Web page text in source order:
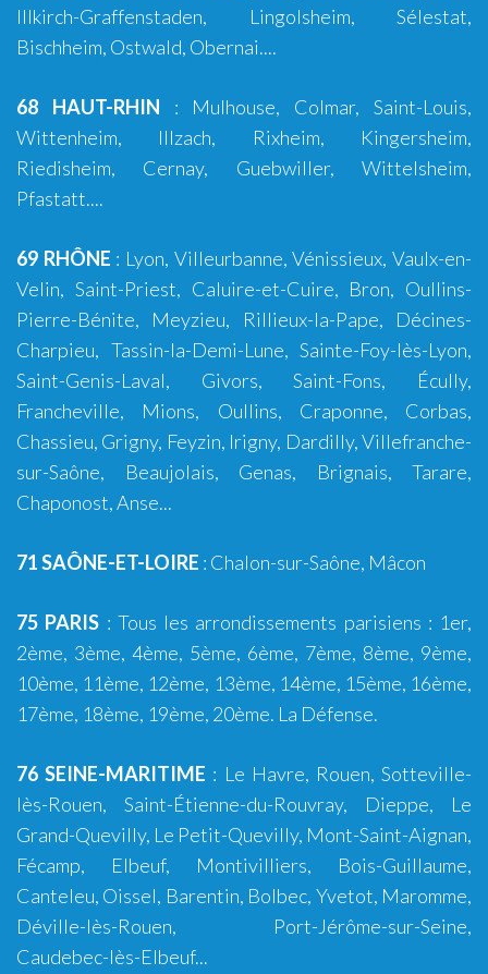
Illkirch-Graffenstaden, Lingolsheim, Sélestat,
Bischheim, Ostwald, Obernai....
68 HAUT-RHIN : Mulhouse, Colmar,Saint-Louis,
Wittenheim, Illzach, Rixheim, Kingersheim,
Riedisheim, Cernay, Guebwiller, Wittelsheim,
Pfastatt....
69 RHÔNE : Lyon, Villeurbanne,Vénissieux,Vaulx-en-
Velin, Saint-Priest, Caluire-et-Cuire, Bron, Oullins-
Pierre-Bénite, Meyzieu, Rillieux-la-Pape, Décines-
Charpieu, Tassin-la-Demi-Lune, Sainte-Foy-lès-Lyon,
Saint-Genis-Laval, Givors,Saint-Fons, Écully,
Francheville, Mions, Oullins, Craponne, Corbas,
Chassieu, Grigny, Feyzin, Irigny, Dardilly,Villefranche-
sur-Saône, Beaujolais, Genas, Brignais, Tarare,
Chaponost,Anse...
71 SAÔNE-ET-LOIRE : Chalon-sur-Saône, Mâcon
75 PARIS : Tous les arrondissements parisiens : 1er,
2ème, 3ème, 4ème, 5ème, 6ème, 7ème, 8ème, 9ème,
10ème, 11ème, 12ème, 13ème, 14ème, 15ème, 16ème,
17ème, 18ème, 19ème, 20ème. La Défense.
76 SEINE-MARITIME : Le Havre, Rouen,Sotteville-
lès-Rouen, Saint-Étienne-du-Rouvray, Dieppe, Le
Grand-Quevilly, Le Petit-Quevilly, Mont-Saint-Aignan,
Fécamp, Elbeuf, Montivilliers, Bois-Guillaume,
Canteleu, Oissel, Barentin, Bolbec, Yvetot, Maromme,
Déville-lès-Rouen, Port-Jérôme-sur-Seine,
Caudebec-lès-Elbeuf...